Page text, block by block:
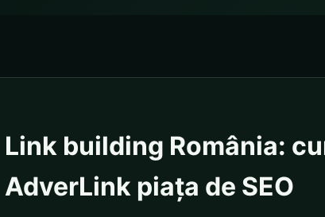
Link building România:
AdverLink piața de SEO